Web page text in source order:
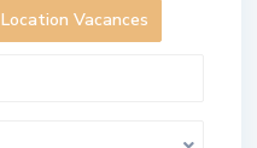
Location Vacances